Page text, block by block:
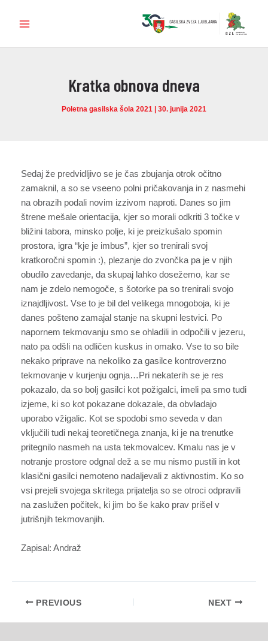
Kratka obnova dneva
Poletna gasilska šola 2021 | 30. junija 2021
Sedaj že predvidljivo se je čas zbujanja otrok očitno
zamaknil, a so se vseeno polni pričakovanja in z nasmehi
na obrazih podali novim izzivom naproti. Danes so jim
štrene mešale orientacija, kjer so morali odkriti 3 točke v
bližini tabora, minsko polje, ki je preizkušalo spomin
prostora, igra “kje je imbus”, kjer so trenirali svoj
kratkoročni spomin :), plezanje do zvončka pa je v njih
obudilo zavedanje, da skupaj lahko dosežemo, kar se
nam je zdelo nemogoče, s šotorke pa so trenirali svojo
iznajdljivost. Vse to je bil del velikega mnogoboja, ki je
danes pošteno zamajal stanje na skupni lestvici. Po
napornem tekmovanju smo se ohladili in odpočili v jezeru,
nato pa odšli na odličen kuskus in omako. Vse to so bile
nekako priprave na nekoliko za gasilce kontroverzno
tekmovanje v kurjenju ognja…Pri nekaterih se je res
pokazalo, da so bolj gasilci kot požigalci, imeli pa smo tudi
izjeme, ki so kot pokazane dokazale, da obvladajo
uporabo vžigalic. Kot se spodobi smo seveda v dan
vključili tudi nekaj teoretičnega znanja, ki je na trenutke
pritegnilo nasmeh na usta tekmovalcev. Kmalu nas je v
notranje prostore odgnal dež a se mu nismo pustili in kot
klasični gasilci nemoteno nadaljevali z aktivnostim. Ko so
vsi prejeli svojega skritega prijatelja so se otroci odpravili
na zaslužen počitek, ki jim bo še kako prav prišel v
jutrišnjih tekmovanjih.
Zapisal: Andraž
PREVIOUS NEXT